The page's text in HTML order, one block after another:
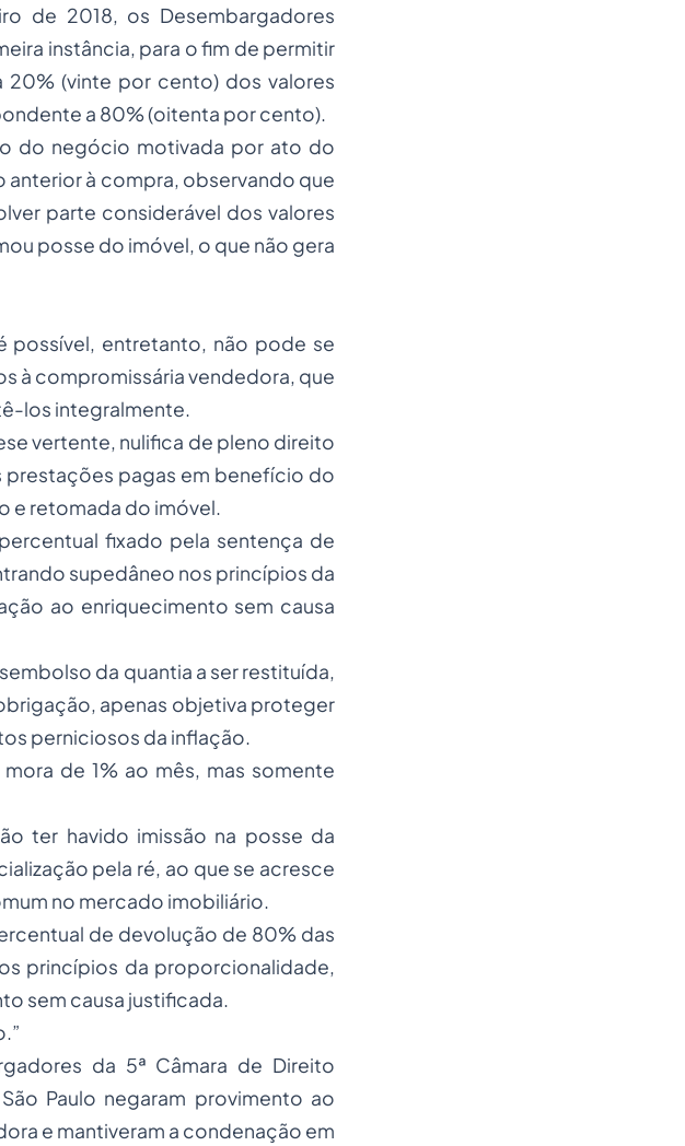
de 2018, os Desembargadores
instância, para o fim de permitir
(vinte por cento) dos valores
a 80% (oitenta por cento).
do negócio motivada por ato do
à compra, observando que
parte considerável dos valores
posse do imóvel, o que não gera
possível, entretanto, não pode se
à compromissária vendedora, que
los integralmente.
vertente, nulifica de pleno direito
prestações pagas em benefício do
e retomada do imóvel.
fixado pela sentença de
supedâneo nos princípios da
ao enriquecimento sem causa
da quantia a ser restituída,
apenas objetiva proteger
perniciosos da inflação.
de 1% ao mês, mas somente
ter havido imissão na posse da
pela ré, ao que se acresce
no mercado imobiliário.
de devolução de 80% das
princípios da proporcionalidade,
sem causa justificada.
da 5ª Câmara de Direito
Paulo negaram provimento ao
e mantiveram a condenação em